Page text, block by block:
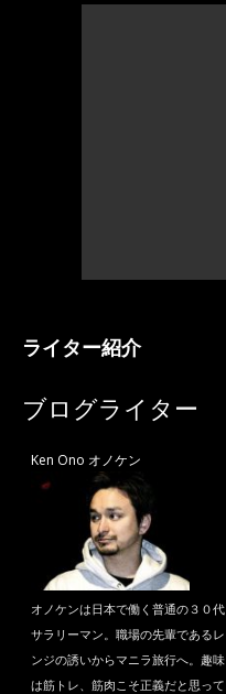
ライター紹介
ブログライター
Ken Ono オノケン
オノケンは日本で働く普通の３０代
サラリーマン。職場の先輩であるレ
ンジの誘いからマニラ旅行へ。趣味
は筋トレ、筋肉こそ正義だと思って